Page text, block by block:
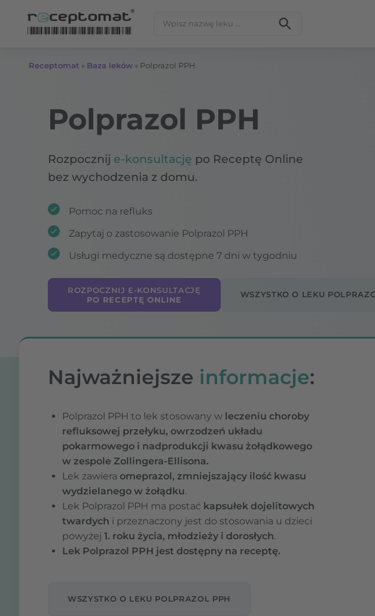
Receptomat » Baza leków » Polprazol PPH
Polprazol PPH
Rozpocznij e-konsultację po Receptę Online
bez wychodzenia z domu.
Pomoc na refluks
Zapytaj o zastosowanie Polprazol PPH
Usługi medyczne są dostępne 7 dni w tygodniu
ROZPOCZNIJ E-KONSULTACJĘ
PO RECEPTĘ ONLINE
WSZYSTKO O LEKU
Najważniejsze informacje:
Polprazol PPH to lek stosowany w leczeniu choroby
refluksowej przełyku, owrzodzeń układu
pokarmowego i nadprodukcji kwasu żołądkowego
w zespole Zollingera-Ellisona.
Lek zawiera omeprazol, zmniejszający ilość kwasu
wydzielanego w żołądku.
Lek Polprazol PPH ma postać kapsułek dojelitowych
twardych i przeznaczony jest do stosowania u dzieci
powyżej 1. roku życia, młodzieży i dorosłych.
Lek Polprazol PPH jest dostępny na receptę.
WSZYSTKO O LEKU POLPRAZOL PPH